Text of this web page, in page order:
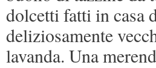
dolcetti fatti in casa
deliziosamente
lavanda. Una